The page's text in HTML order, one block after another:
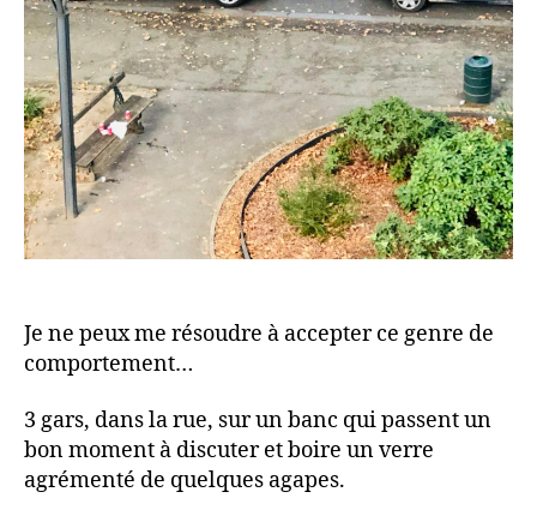
Je ne peux me résoudre à accepter ce genre de
comportement…
3 gars, dans la rue, sur un banc qui passent un
bon moment à discuter et boire un verre
agrémenté de quelques agapes.